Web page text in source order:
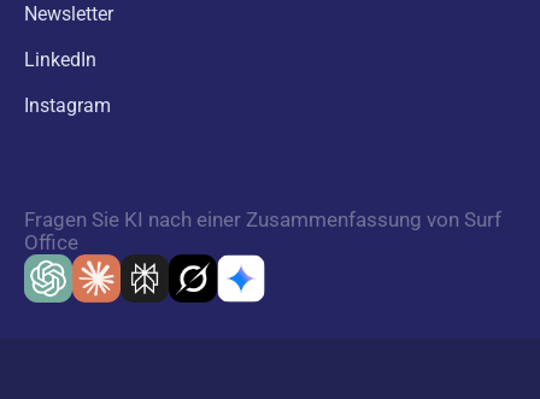
Newsletter
LinkedIn
Instagram
Fragen Sie KI nach einer Zusammenfassung von Surf
Office